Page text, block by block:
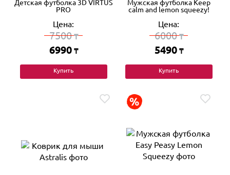
Детская футболка 3D VIRTUS
PRO
Цена:
7500₸
6990 ₸
Купить
Мужская футболка Keep
calm and lemon squeezy!
Цена:
6000₸
5490 ₸
Купить